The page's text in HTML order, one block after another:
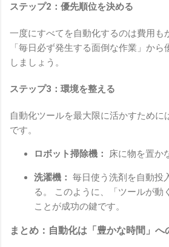
ステップ2：優先順位を決める
一度にすべてを自動化するのは費用も
「毎日必ず発生する面倒な作業」か
しましょう。
ステップ3：環境を整える
自動化ツールを最大限に活かすために
です。
ロボット掃除機： 床に物を置か
洗濯機： 毎日使う洗剤を自動投
る。 このように、「ツールが動
ことが成功の鍵です。
まとめ：自動化は「豊かな時間」へ